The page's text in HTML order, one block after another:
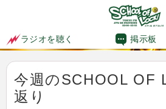
ラジオを聴く 掲示板
今週のSCHOOL OF
返り